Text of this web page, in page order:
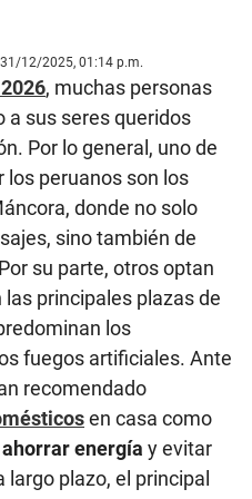
12/2025, 01:14 p.m.
, muchas personas
a sus seres queridos
Por lo general, uno de
los peruanos son los
donde no solo
sino también de
su parte, otros optan
principales plazas de
los
fuegos artificiales. Ante
recomendado
en casa como
ahorrar energía y evitar
largo plazo, el principal